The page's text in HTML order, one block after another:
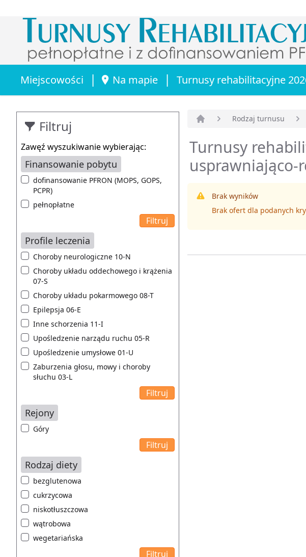
Miejscowości | Na mapie | Turnusy rehabilitacyjne
Filtruj
Zawęź wyszukiwanie wybierając:
Finansowanie pobytu
dofinansowanie PFRON (MOPS, GOPS,
PCPR)
pełnopłatne
Profile leczenia
Choroby neurologiczne 10-N
Choroby układu oddechowego i krążenia
07-S
Choroby układu pokarmowego 08-T
Epilepsja 06-E
Inne schorzenia 11-I
Upośledzenie narządu ruchu 05-R
Upośledzenie umysłowe 01-U
Zaburzenia głosu, mowy i choroby
słuchu 03-L
Rejony
Góry
Rodzaj diety
bezglutenowa
cukrzycowa
niskotłuszczowa
wątrobowa
wegetariańska
Rodzaj turnusu
Turnusy
usprawniająco-
Brak wyników
Brak ofert dla podanych